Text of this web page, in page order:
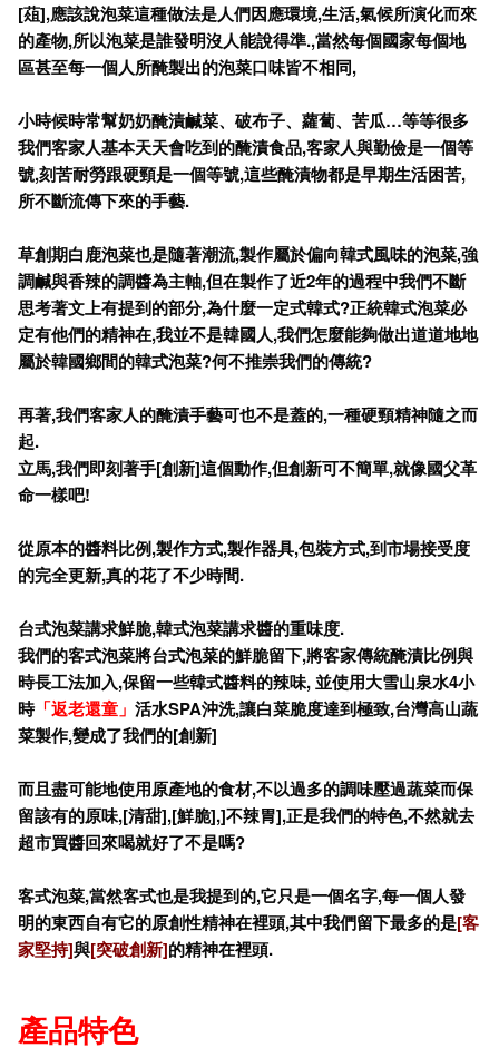
[葅],應該說泡菜這種做法是人們因應環境,生活,氣候所演化而來
的產物,所以泡菜是誰發明沒人能說得準.,當然每個國家每個地
區甚至每一個人所醃製出的泡菜口味皆不相同,
小時候時常幫奶奶醃漬鹹菜、破布子、蘿蔔、苦瓜…等等很多
我們客家人基本天天會吃到的醃漬食品,客家人與勤儉是一個等
號,刻苦耐勞跟硬頸是一個等號,這些醃漬物都是早期生活困苦,
所不斷流傳下來的手藝.
草創期白鹿泡菜也是隨著潮流,製作屬於偏向韓式風味的泡菜,強
調鹹與香辣的調醬為主軸,但在製作了近2年的過程中我們不斷
思考著文上有提到的部分,為什麼一定式韓式?正統韓式泡菜必
定有他們的精神在,我並不是韓國人,我們怎麼能夠做出道道地地
屬於韓國鄉間的韓式泡菜?何不推崇我們的傳統?
再著,我們客家人的醃漬手藝可也不是蓋的,一種硬頸精神隨之而
起.
立馬,我們即刻著手[創新]這個動作,但創新可不簡單,就像國父革
命一樣吧!
從原本的醬料比例,製作方式,製作器具,包裝方式,到市場接受度
的完全更新,真的花了不少時間.
台式泡菜講求鮮脆,韓式泡菜講求醬的重味度.
我們的客式泡菜將台式泡菜的鮮脆留下,將客家傳統醃漬比例與
時長工法加入,保留一些韓式醬料的辣味,並使用大雪山泉水4小
時「返老還童」 活水SPA沖洗,讓白菜脆度達到極致,台灣高山蔬
菜製作,變成了我們的[創新]
而且盡可能地使用原產地的食材,不以過多的調味壓過蔬菜而保
留該有的原味,[清甜],[鮮脆],]不辣胃],正是我們的特色,不然就去
超市買醬回來喝就好了不是嗎?
客式泡菜,當然客式也是我提到的,它只是一個名字,每一個人發
明的東西自有它的原創性精神在裡頭,其中我們留下最多的是[客
家堅持]與[突破創新]的精神在裡頭.
產品特色